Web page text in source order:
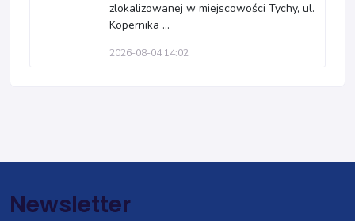
zlokalizowanej w miejscowości Tychy, ul.
Kopernika ...
2026-08-04 14:02
Newsletter